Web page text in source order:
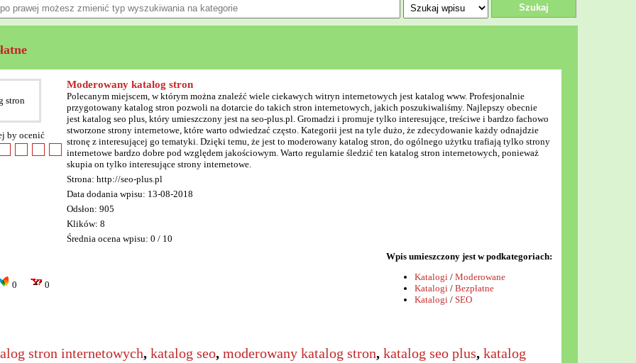
Szukaj
by ocenić
Moderowany katalog stron
Polecanym miejscem, w którym można znaleźć wiele ciekawych witryn internetowych jest katalog www. Profesjonalnie
przygotowany katalog stron pozwoli na dotarcie do takich stron internetowych, jakich poszukiwaliśmy. Najlepszy obecnie
jest katalog seo plus, który umieszczony jest na seo-plus.pl. Gromadzi i promuje tylko interesujące, treściwe i bardzo fachowo
stworzone strony internetowe, które warto odwiedzać często. Kategorii jest na tyle dużo, że zdecydowanie każdy odnajdzie
stronę z interesującej go tematyki. Dzięki temu, że jest to moderowany katalog stron, do ogólnego użytku trafiają tylko strony
internetowe bardzo dobre pod względem jakościowym. Warto regularnie śledzić ten katalog stron internetowych, ponieważ
skupia on tylko interesujące strony internetowe.
Strona: http://seo-plus.pl
Data dodania wpisu: 13-08-2018
Odsłon: 905
Klików: 8
Średnia ocena wpisu: 0 / 10
0 0
Wpis umieszczony jest w podkategoriach:
Katalogi / Moderowane
Katalogi / Bezpłatne
Katalogi / SEO
stron internetowych, katalog seo, moderowany katalog stron, katalog seo plus, katalog